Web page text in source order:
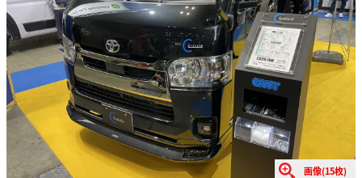
画像(15枚)